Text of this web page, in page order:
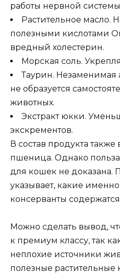
работы нервной
Растительное масло.
полезными кислотами
вредный холестерин.
Морская соль.
Таурин. Незаменимая
не образуется
животных.
Экстракт юкки.
экскрементов.
В состав продукта
пшеница. Однако польза
для кошек не доказана.
указывает, какие
консерванты
Можно сделать вывод,
к премиум классу, так
неплохие источники
полезные